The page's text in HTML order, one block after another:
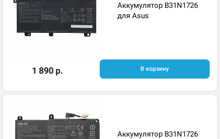
Аккумулятор B31N1726
для Asus
1 890 р. В корзину
Аккумулятор B31N1726